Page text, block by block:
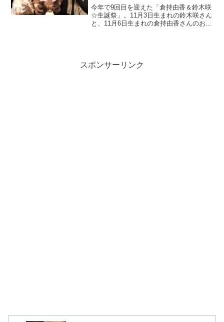
今年で9回目を迎えた「倉持由香＆鈴木咲
☆生誕祭」。11月3日生まれの鈴木咲さん
と、11月6日生まれの倉持由香さんのお誕
スポンサーリンク